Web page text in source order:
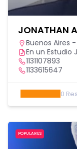
JONATHAN
Buenos Aires
En un Estudio
1131107893
1133615647
0
POPULARES